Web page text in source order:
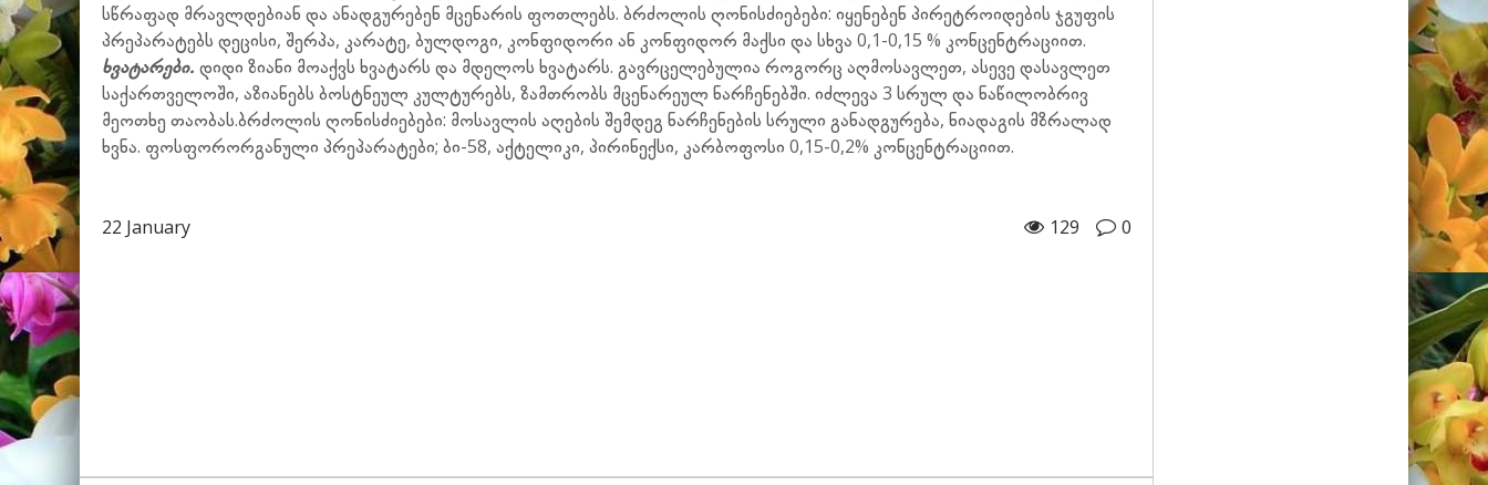
სწრაფად მრავლდებიან და ანადგურებენ მცენარის ფოთლებს. ბრძოლის ღონისძიებები: იყენებენ პირეტროიდების ჯგუფის
პრეპარატებს დეცისი, შერპა, კარატე, ბულდოგი, კონფიდორი ან კონფიდორ მაქსი და სხვა 0,1-0,15 % კონცენტრაციით.
ხვატარები. დიდი ზიანი მოაქვს ხვატარს და მდელოს ხვატარს. გავრცელებულია როგორც აღმოსავლეთ, ასევე დასავლეთ
საქართველოში, აზიანებს ბოსტნეულ კულტურებს, ზამთრობს მცენარეულ ნარჩენებში. იძლევა 3 სრულ და ნაწილობრივ
მეოთხე თაობას.ბრძოლის ღონისძიებები: მოსავლის აღების შემდეგ ნარჩენების სრული განადგურება, ნიადაგის მზრალად
ხვნა. ფოსფორორგანული პრეპარატები; ბი-58, აქტელიკი, პირინექსი, კარბოფოსი 0,15-0,2% კონცენტრაციით.
22 January 0
129